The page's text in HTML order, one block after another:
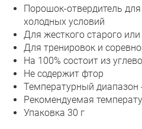
Порошок-отвердитель
холодных условий
Для жесткого старого или
Для тренировок и
На 100% состоит из
Не содержит фтор
Температурный диапазон
Рекомендуемая
Упаковка 30 г